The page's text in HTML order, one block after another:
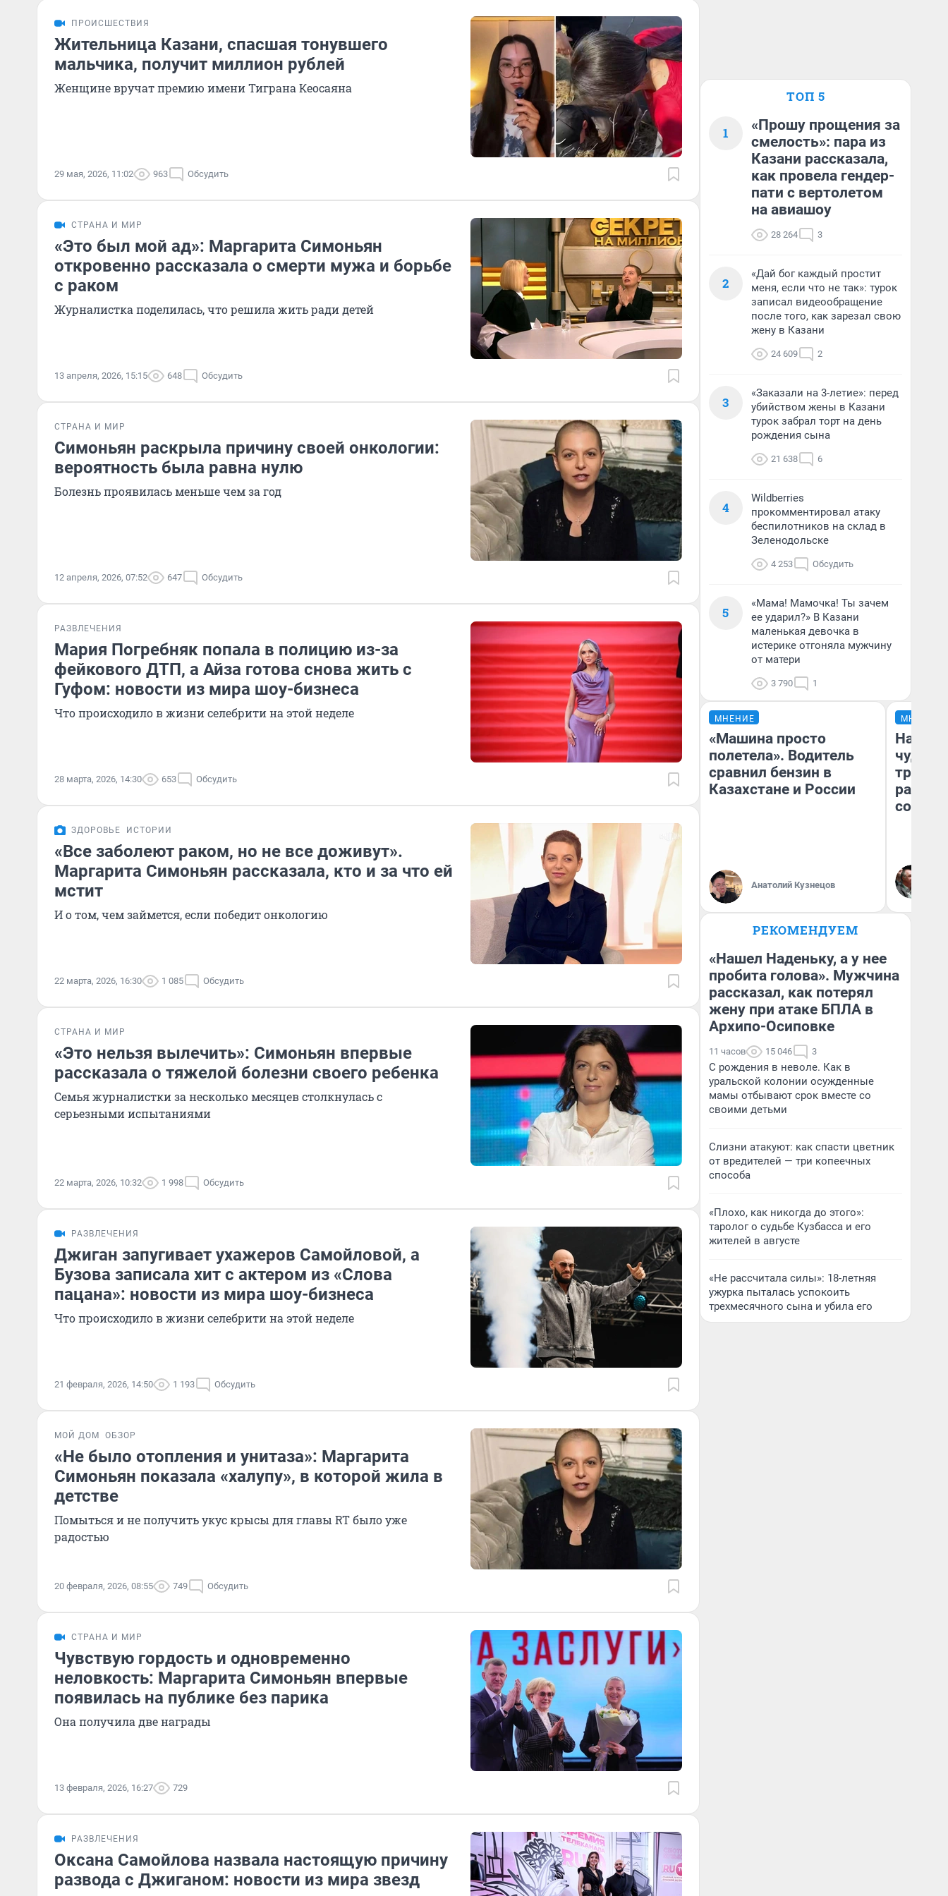
ПРОИСШЕСТВИЯ
Жительница Казани, спасшая тонувшего
мальчика, получит миллион рублей
Женщине вручат премию имени Тиграна Кеосаяна
29 мая, 2026, 11:02 963 Обсудить
СТРАНА И МИР
«Это был мой ад»: Маргарита Симоньян
откровенно рассказала о смерти мужа и борьбе
с раком
Журналистка поделилась, что решила жить ради детей
13 апреля, 2026, 15:15 648 Обсудить
СТРАНА И МИР
Симоньян раскрыла причину своей онкологии:
вероятность была равна нулю
Болезнь проявилась меньше чем за год
12 апреля, 2026, 07:52 647 Обсудить
РАЗВЛЕЧЕНИЯ
Мария Погребняк попала в полицию из-за
фейкового ДТП, а Айза готова снова жить с
Гуфом: новости из мира шоу-бизнеса
Что происходило в жизни селебрити на этой неделе
28 марта, 2026, 14:30 653 Обсудить
ЗДОРОВЬЕ ИСТОРИИ
«Все заболеют раком, но не все доживут».
Маргарита Симоньян рассказала, кто и за что ей
мстит
И о том, чем займется, если победит онкологию
22 марта, 2026, 16:30 1 085 Обсудить
СТРАНА И МИР
«Это нельзя вылечить»: Симоньян впервые
рассказала о тяжелой болезни своего ребенка
Семья журналистки за несколько месяцев столкнулась с
серьезными испытаниями
22 марта, 2026, 10:32 1 998 Обсудить
РАЗВЛЕЧЕНИЯ
Джиган запугивает ухажеров Самойловой, а
Бузова записала хит с актером из «Слова
пацана»: новости из мира шоу-бизнеса
Что происходило в жизни селебрити на этой неделе
21 февраля, 2026, 14:50 1 193 Обсудить
МОЙ ДОМ ОБЗОР
«Не было отопления и унитаза»: Маргарита
Симоньян показала «халупу», в которой жила в
детстве
Помыться и не получить укус крысы для главы RT было уже
радостью
20 февраля, 2026, 08:55 749 Обсудить
СТРАНА И МИР
Чувствую гордость и одновременно
неловкость: Маргарита Симоньян впервые
появилась на публике без парика
Она получила две награды
13 февраля, 2026, 16:27 729
РАЗВЛЕЧЕНИЯ
Оксана Самойлова назвала настоящую причину
развода с Джиганом: новости из мира звезд
ТОП 5
1
«Прошу прощения за
смелость»: пара из
Казани рассказала,
как провела гендер-
пати с вертолетом
на авиашоу
28 264 3
2
«Дай бог каждый простит
меня, если что не так»: турок
записал видеообращение
после того, как зарезал свою
жену в Казани
24 609 2
3
«Заказали на 3-летие»: перед
убийством жены в Казани
турок забрал торт на день
рождения сына
21 638 6
4
Wildberries
прокомментировал атаку
беспилотников на склад в
Зеленодольске
4 253 Обсудить
5
«Мама! Мамочка! Ты зачем
ее ударил?» В Казани
маленькая девочка в
истерике отгоняла мужчину
от матери
3 790 1
МНЕНИЕ
«Машина просто
полетела». Водитель
сравнил бензин в
Казахстане и России
Анатолий Кузнецов
МНЕНИЕ
чудом
РЕКОМЕНДУЕМ
«Нашел Наденьку, а у нее
пробита голова». Мужчина
рассказал, как потерял
жену при атаке БПЛА в
Архипо-Осиповке
11 часов 15 046 3
С рождения в неволе. Как в
уральской колонии осужденные
мамы отбывают срок вместе со
своими детьми
Слизни атакуют: как спасти цветник
от вредителей — три копеечных
способа
«Плохо, как никогда до этого»:
таролог о судьбе Кузбасса и его
жителей в августе
«Не рассчитала силы»: 18-летняя
ужурка пыталась успокоить
трехмесячного сына и убила его